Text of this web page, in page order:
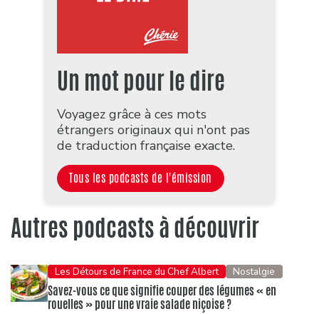
Un mot pour le dire
Voyagez grâce à ces mots
étrangers originaux qui n'ont pas
de traduction française exacte.
Tous les podcasts de l'émission
Autres podcasts à découvrir
Les Détours de France du Chef Albert Nostalgie
Savez-vous ce que signifie couper des légumes « en
rouelles » pour une vraie salade niçoise ?